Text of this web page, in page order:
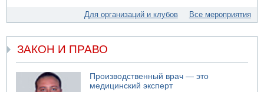
Еще один меморандум для Ирана
Для организаций и клубов Все мероприятия
ЗАКОН И ПРАВО
Производственный врач — это
медицинский эксперт